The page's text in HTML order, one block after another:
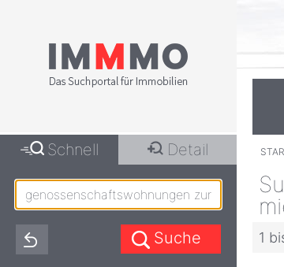
1
Schnell Detail